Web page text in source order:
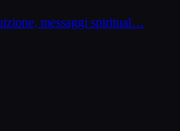
messaggi spiritual…